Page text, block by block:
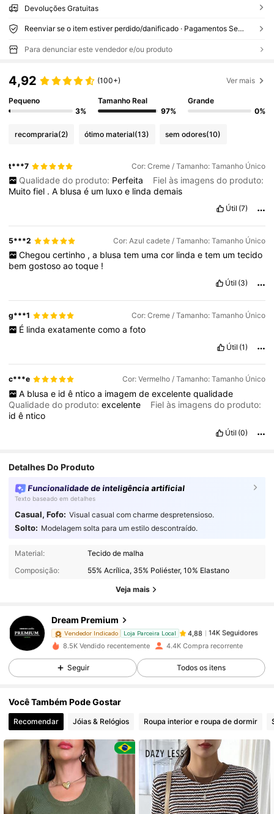
Devoluções Gratuitas
Reenviar se o item estiver perdido/danificado · Pagamentos Seguros · Proteção de privacidade
Para denunciar este vendedor e/ou produto
4,92 (100+) Ver mais
Pequeno
3%
Tamanho Real
97%
Grande
0%
recompraria(2) ótimo material(13) sem odores(10)
t***7 Cor: Creme / Tamanho: Tamanho Único
Qualidade do produto: Perfeita
Fiel às imagens do produto:
Muitofiel .A blusaé um luxoe lindademais
Útil (7)
5***2 Cor: Azul cadete / Tamanho: Tamanho Único
Chegou certinho , a blusa tem uma cor linda e tem um tecido
bemgostosoaotoque !
Útil (3)
g***1 Cor: Creme / Tamanho: Tamanho Único
É linda exatamente como a foto
Útil (1)
c***e Cor: Vermelho / Tamanho: Tamanho Único
A blusa e id ê ntico a imagem de excelente qualidade
Qualidade do produto:excelente
Fiel às imagens do produto:
idê ntico
Útil (0)
Detalhes Do Produto
Funcionalidade de inteligência artificial
Texto baseado em detalhes
Casual, Fofo: Visual casual com charme despretensioso.
Solto: Modelagem solta para um estilo descontraído.
Material:
Tecido de malha
Composição:
55% Acrílica, 35% Poliéster, 10% Elastano
Veja mais
Dream Premium
Vendedor Indicado Loja Parceira Local
d***opago1 dia atrás
4,88 14K Seguidores
4,88 14K Seguidores
4,88 14K Seguidores
8.5K Vendido recentemente 4.4K Compra recorrente
Seguir Todos os itens
Você Também Pode Gostar
Recomendar Jóias & Relógios Roupa interior e roupa de dormir